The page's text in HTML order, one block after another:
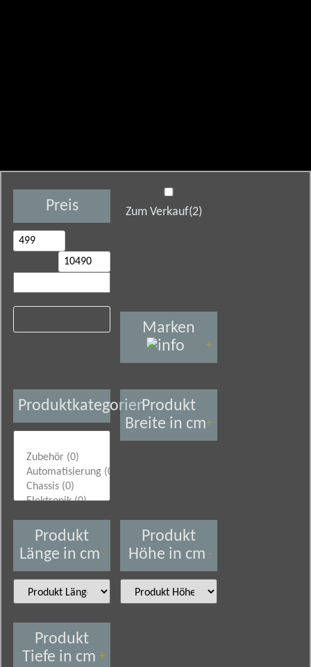
Preis Zum Verkauf(2)
Marken
+
ProduktkategorienProdukt
Breite in cm+
Produkt
Länge in cm-
Produkt
Höhe in cm -
Produkt
Tiefe in cm +